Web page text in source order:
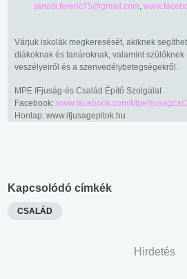
janosi.ferenc75@gmail.com,
Várjuk iskolák megkeresését, akiknek
diákoknak és tanároknak, valamint
veszélyeiről és a szenvedélybetegségekről.
MPE IFjuság-és Család Építő Szolgálat
Facebook: www.facebook.com/
Honlap: www.ifjusagepitok.hu
Kapcsolódó címkék
CSALÁD
Hirdetés